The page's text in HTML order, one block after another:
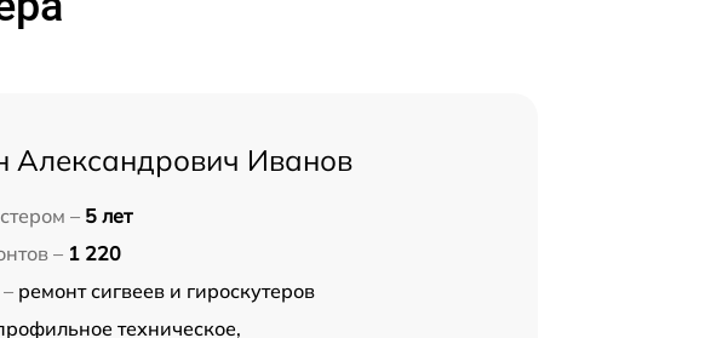
Александрович Иванов
– 5 лет
– 1 220
ремонт сигвеев и гироскутеров
техническое,